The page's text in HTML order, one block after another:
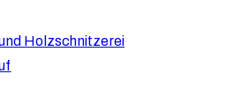
Holzschnitzerei